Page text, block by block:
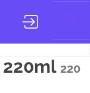
220ml 220